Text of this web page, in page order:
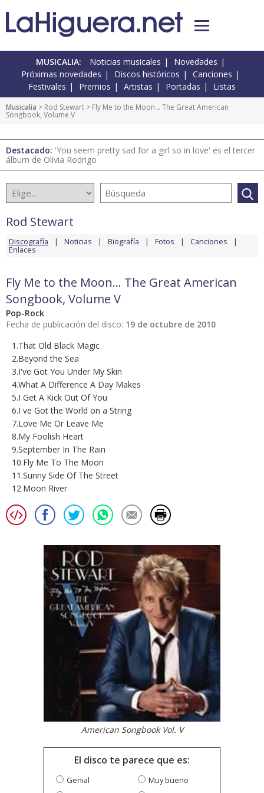
MUSICALIA: Noticias musicales
Novedades
Próximas novedades
Discos históricos
Canciones
Festivales
Premios Artistas Portadas Listas
Musicalia > Rod Stewart > Fly Me to the Moon... The Great American
Songbook, Volume V
Destacado: 'You seem pretty sad for a girl so in love' es el tercer
álbum de Olivia Rodrigo
Rod Stewart
Discografía Noticias Biografía Fotos Canciones
Enlaces
Fly Me to the Moon... The Great American
Songbook, Volume V
Pop-Rock
Fecha de publicación del disco: 19 de octubre de 2010
1.That Old Black Magic
2.Beyond the Sea
3.I've Got You Under My Skin
4.What A Difference A Day Makes
5.I Get A Kick Out Of You
6.I ve Got the World on a String
7.Love Me Or Leave Me
8.My Foolish Heart
9.September In The Rain
10.Fly Me To The Moon
11.Sunny Side Of The Street
12.Moon River
American Songbook Vol. V
El disco te parece que es:
Genial
Muy bueno